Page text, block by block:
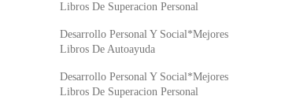
Libros De Superacion Personal
Desarrollo Personal Y Social*Mejores
Libros De Autoayuda
Desarrollo Personal Y Social*Mejores
Libros De Superacion Personal